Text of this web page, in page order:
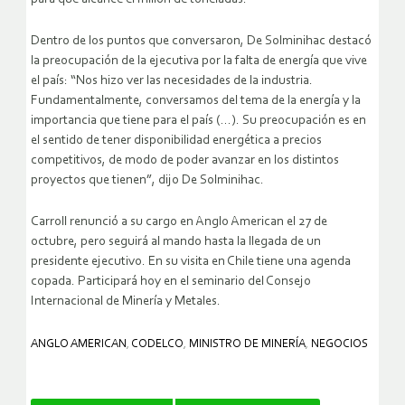
Dentro de los puntos que conversaron, De Solminihac destacó
la preocupación de la ejecutiva por la falta de energía que vive
el país: “Nos hizo ver las necesidades de la industria.
Fundamentalmente, conversamos del tema de la energía y la
importancia que tiene para el país (…). Su preocupación es en
el sentido de tener disponibilidad energética a precios
competitivos, de modo de poder avanzar en los distintos
proyectos que tienen”, dijo De Solminihac.
Carroll renunció a su cargo en Anglo American el 27 de
octubre, pero seguirá al mando hasta la llegada de un
presidente ejecutivo. En su visita en Chile tiene una agenda
copada. Participará hoy en el seminario del Consejo
Internacional de Minería y Metales.
ANGLO AMERICAN , CODELCO, MINISTRO DE MINERÍA, NEGOCIOS